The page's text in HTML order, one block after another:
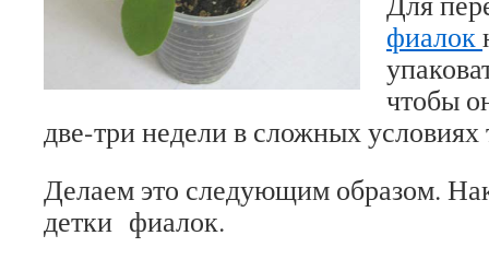
фиалок
чтобы
две-три недели в сложных
Делаем это следующим образом.
детки фиалок.